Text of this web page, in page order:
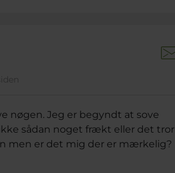
nøgen. Jeg er begyndt at sove
sådan noget frækt eller det tror
men er det mig der er mærkelig?